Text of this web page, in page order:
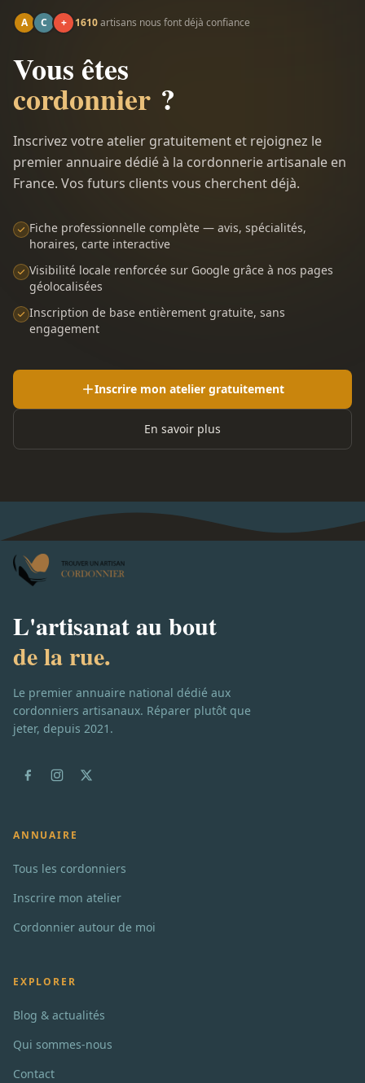
A C + 1610artisans nous font déjà confiance
Vous êtes
cordonnier ?
Inscrivez votre atelier gratuitement et rejoignez le
premier annuaire dédié à la cordonnerie artisanale en
France. Vos futurs clients vous cherchent déjà.
Fiche professionnelle complète — avis, spécialités,
horaires, carte interactive
Visibilité locale renforcée sur Google grâce à nos pages
géolocalisées
Inscription de base entièrement gratuite, sans
engagement
Inscrire mon atelier gratuitement
En savoir plus
L'artisanat au bout
de la rue.
Le premier annuaire national dédié aux
cordonniers artisanaux. Réparer plutôt que
jeter, depuis 2021.
ANNUAIRE
Tous les cordonniers
Inscrire mon atelier
Cordonnier autour de moi
EXPLORER
Blog & actualités
Qui sommes-nous
Contact